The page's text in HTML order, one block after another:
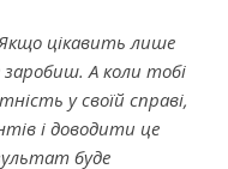
Якщо цікавить лише
заробиш. А коли тобі
у своїй справі,
і доводити це
буде